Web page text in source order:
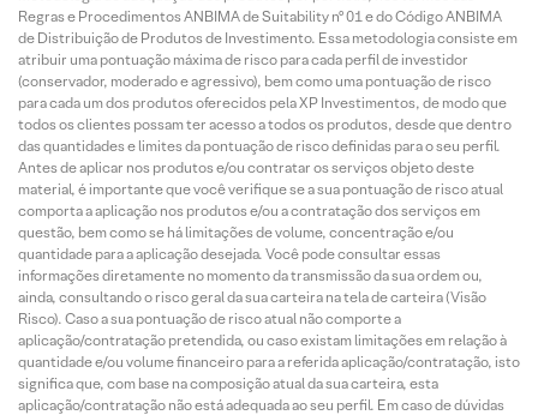
Regras e Procedimentos ANBIMA de Suitability nº 01 e do Código ANBIMA
de Distribuição de Produtos de Investimento. Essa metodologia consiste em
atribuir uma pontuação máxima de risco para cada perfil de investidor
(conservador, moderado e agressivo), bem como uma pontuação de risco
para cada um dos produtos oferecidos pela XP Investimentos, de modo que
todos os clientes possam ter acesso a todos os produtos, desde que dentro
das quantidades e limites da pontuação de risco definidas para o seu perfil.
Antes de aplicar nos produtos e/ou contratar os serviços objeto deste
material, é importante que você verifique se a sua pontuação de risco atual
comporta a aplicação nos produtos e/ou a contratação dos serviços em
questão, bem como se há limitações de volume, concentração e/ou
quantidade para a aplicação desejada. Você pode consultar essas
informações diretamente no momento da transmissão da sua ordem ou,
ainda, consultando o risco geral da sua carteira na tela de carteira (Visão
Risco). Caso a sua pontuação de risco atual não comporte a
aplicação/contratação pretendida, ou caso existam limitações em relação à
quantidade e/ou volume financeiro para a referida aplicação/contratação, isto
significa que, com base na composição atual da sua carteira, esta
aplicação/contratação não está adequada ao seu perfil. Em caso de dúvidas